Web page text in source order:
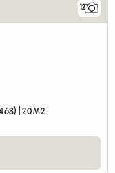
12
| 20 M2